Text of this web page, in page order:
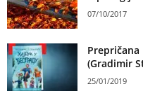
07/10/2017
Prepričana
(Gradimir
25/01/2019